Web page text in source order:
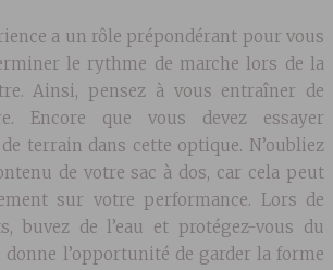
a un rôle prépondérant pour vous
le rythme de marche lors de la
Ainsi, pensez à vous entraîner de
Encore que vous devez essayer
terrain dans cette optique. N’oubliez
de votre sac à dos, car cela peut
sur votre performance. Lors de
buvez de l’eau et protégez-vous du
donne l’opportunité de garder la forme